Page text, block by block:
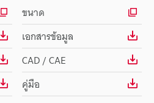
ขนาด
เอกสารข้อมูล
CAD / CAE
คู่มือ